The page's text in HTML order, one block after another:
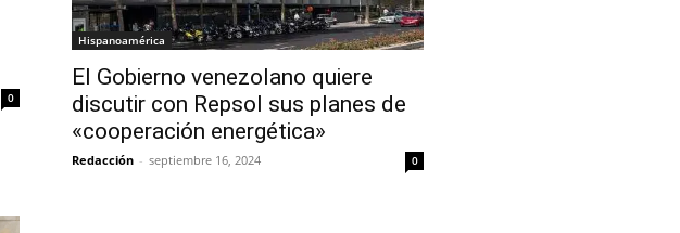
0
Hispanoamérica
El Gobierno venezolano quiere
discutir con Repsol sus planes de
«cooperación energética»
Redacción - septiembre 16, 2024 0